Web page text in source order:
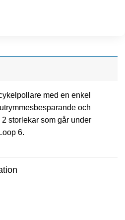
med en enkel
och
storlekar som går under
6.